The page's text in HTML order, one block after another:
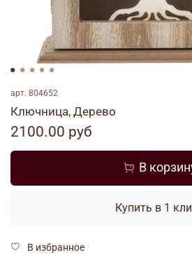
арт. 804652
Ключница, Дерево
2100.00 руб
В
Купить в 1
В избранное